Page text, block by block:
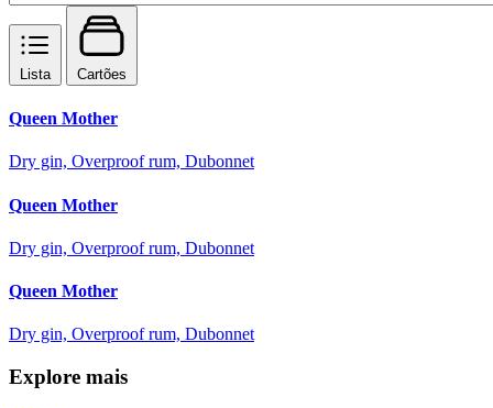
Lista Cartões
Queen Mother
Dry gin, Overproof rum, Dubonnet
Queen Mother
Dry gin, Overproof rum, Dubonnet
Queen Mother
Dry gin, Overproof rum, Dubonnet
Explore mais